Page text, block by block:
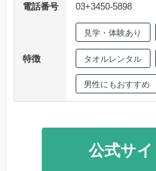
電話番号
03+3450-5898
特徴
見学・体験あり
タオルレンタル
男性にもおすすめ
公式サ